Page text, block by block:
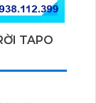
TAPO